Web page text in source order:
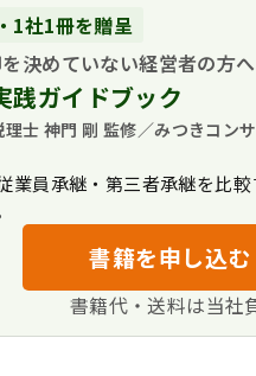
あることの懸念
非公開会社と公開
譲渡制限株式であ
っても売買当事者間で
は常に有効
株式の相続・贈
与・M&Aと譲渡制限の
関係
譲渡制限株式を譲
渡する流れ
則
株主平等の原則
渡自由の原則のまとめ
1社1冊を贈呈
決めていない経営者の方へ
践ガイドブック
士 神門 剛 監修／みつきコン
業員承継・第三者承継を比較
書籍を申し込む
書籍代・送料は当社